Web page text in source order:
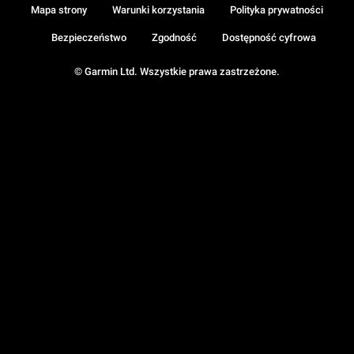
© Garmin Ltd. Wszystkie prawa zastrzeżone.
Mapa strony Warunki korzystania Polityka prywatności
Bezpieczeństwo Zgodność Dostępność cyfrowa